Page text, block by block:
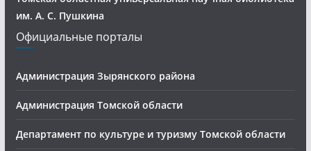
им. А. С. Пушкина
Официальные порталы
Администрация Зырянского района
Администрация Томской области
Департамент по культуре и туризму Томской области